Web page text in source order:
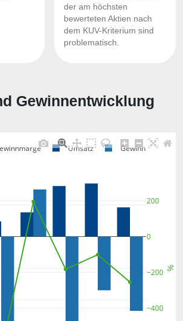
der am höchsten
bewerteten Aktien nach
dem KUV-Kriterium sind
problematisch.
Gewinnentwicklung
−400
−200
0
200
Umsatz Gewinn
%